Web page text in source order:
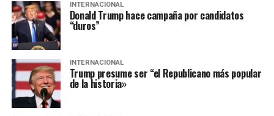
INTERNACIONAL
Donald Trump hace campaña por candidatos
“duros”
INTERNACIONAL
Trump presume ser “el Republicano más popular
de la historia»